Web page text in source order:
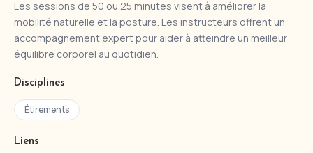
Les sessions de 50 ou 25 minutes visent à améliorer la
mobilité naturelle et la posture. Les instructeurs offrent un
accompagnement expert pour aider à atteindre un meilleur
équilibre corporel au quotidien.
Disciplines
Étirements
Liens